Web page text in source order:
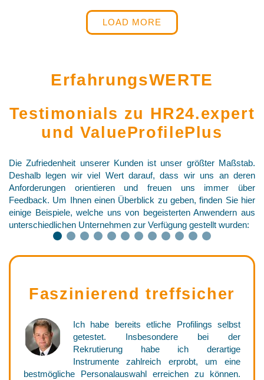
Pagination
LOAD MORE
ErfahrungsWERTE
Testimonials zu HR24.expert
und ValueProfilePlus
Die Zufriedenheit unserer Kunden ist unser größter Maßstab.
Deshalb legen wir viel Wert darauf, dass wir uns an deren
Anforderungen orientieren und freuen uns immer über
Feedback. Um Ihnen einen Überblick zu geben, finden Sie hier
einige Beispiele, welche uns von begeisterten Anwendern aus
unterschiedlichen Unternehmen zur Verfügung gestellt wurden:
Faszinierend treffsicher
Ich habe bereits etliche Profilings selbst
getestet. Insbesondere bei der
Rekrutierung habe ich derartige
Instrumente zahlreich erprobt, um eine
bestmögliche Personalauswahl erreichen zu können.